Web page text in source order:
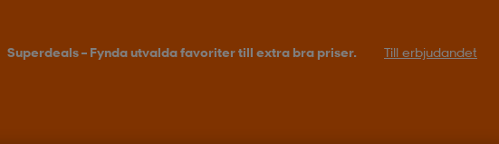
Superdeals – Fynda utvalda favoriter till extra bra priser. Till erbjudandet